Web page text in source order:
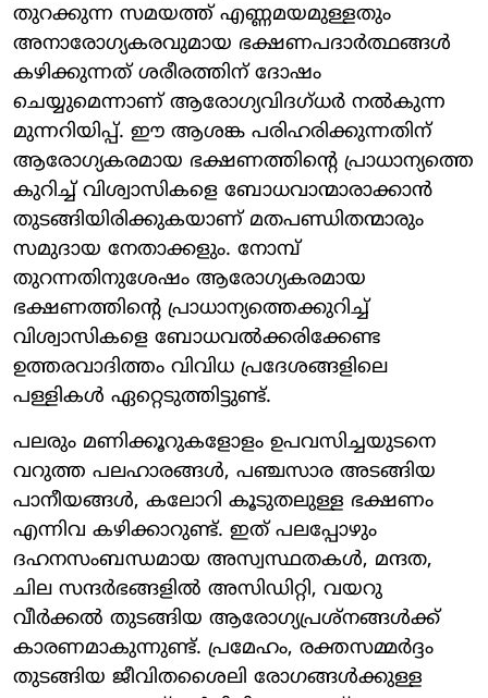
തുറക്കുന്ന സമയത്ത് എണ്ണമയമുള്ളതും
അനാരോഗ്യകരവുമായ ഭക്ഷണപദാര്‍ത്ഥങ്ങള്‍
കഴിക്കുന്നത് ശരീരത്തിന് ദോഷം
ചെയ്യുമെന്നാണ് ആരോഗ്യവിദഗ്ധര്‍ നല്‍കുന്ന
മുന്നറിയിപ്പ്. ഈ ആശങ്ക പരിഹരിക്കുന്നതിന്
ആരോഗ്യകരമായ ഭക്ഷണത്തിന്റെ പ്രാധാന്യത്തെ
കുറിച്ച് വിശ്വാസികളെ ബോധവാന്മാരാക്കാന്‍
തുടങ്ങിയിരിക്കുകയാണ് മതപണ്ഡിതന്മാരും
സമുദായ നേതാക്കളും. നോമ്പ്
തുറന്നതിനുശേഷം ആരോഗ്യകരമായ
ഭക്ഷണത്തിന്റെ പ്രാധാന്യത്തെക്കുറിച്ച്
വിശ്വാസികളെ ബോധവല്‍ക്കരിക്കേണ്ട
ഉത്തരവാദിത്തം വിവിധ പ്രദേശങ്ങളിലെ
പള്ളികള്‍ ഏറ്റെടുത്തിട്ടുണ്ട്.
പലരും മണിക്കൂറുകളോളം ഉപവസിച്ചയുടനെ
വറുത്ത പലഹാരങ്ങള്‍, പഞ്ചസാര അടങ്ങിയ
പാനീയങ്ങള്‍, കലോറി കൂടുതലുള്ള ഭക്ഷണം
എന്നിവ കഴിക്കാറുണ്ട്. ഇത് പലപ്പോഴും
ദഹനസംബന്ധമായ അസ്വസ്ഥതകള്‍, മന്ദത,
ചില സന്ദര്‍ഭങ്ങളില്‍ അസിഡിറ്റി, വയറു
വീര്‍ക്കല്‍ തുടങ്ങിയ ആരോഗ്യപ്രശ്‌നങ്ങള്‍ക്ക്
കാരണമാകുന്നുണ്ട്. പ്രമേഹം, രക്തസമ്മര്‍ദ്ദം
തുടങ്ങിയ ജീവിതശൈലി രോഗങ്ങള്‍ക്കുള്ള